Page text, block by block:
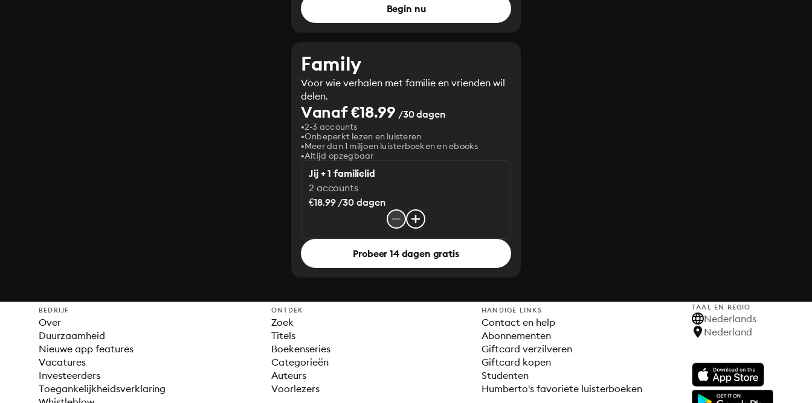
Begin nu
Family
Voor wie verhalen met familie en vrienden wil
delen.
Vanaf €18.99 /30 dagen
2-3 accounts
Onbeperkt lezen en luisteren
Meer dan 1 miljoen luisterboeken en ebooks
Altijd opzegbaar
Jij + 1 familielid
2 accounts
€18.99 /30 dagen
Probeer 14 dagen gratis
BEDRIJF
Over
Duurzaamheid
Nieuwe app features
Vacatures
Investeerders
Toegankelijkheidsverklaring
ONTDEK
Zoek
Titels
Boekenseries
Categorieën
Auteurs
Voorlezers
HANDIGE LINKS
Contact en help
Abonnementen
Giftcard verzilveren
Giftcard kopen
Studenten
Humberto's favoriete luisterboeken
TAAL EN REGIO
Nederlands
Nederland